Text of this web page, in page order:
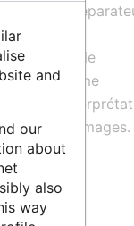
pouvoir
est
microscopie
la plateforme
à
et des images.
and
our
about
also
way